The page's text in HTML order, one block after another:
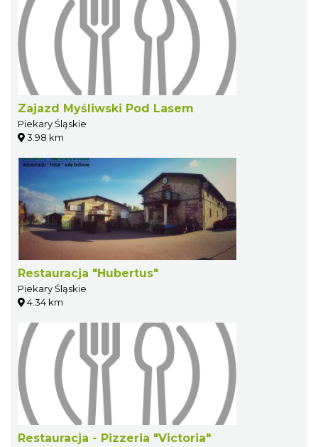
Zajazd Myśliwski Pod Lasem
Piekary Śląskie
3.98 km
Restauracja "Hubertus"
Piekary Śląskie
4.34 km
Restauracja - Pizzeria "Victoria"